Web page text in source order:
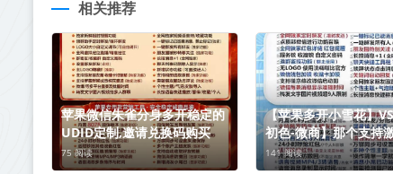
相关推荐
苹果微信朱雀分身多开稳定的
UDID定制,邀请兑换码购买
75 阅读
【苹果多开小雪花】
初色-微商】那个支持
城提马
141 阅读